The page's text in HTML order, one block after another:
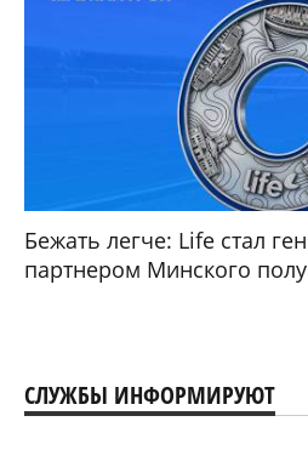
Бежать легче: Life стал
партнером Минского
СЛУЖБЫ ИНФОРМИРУЮТ